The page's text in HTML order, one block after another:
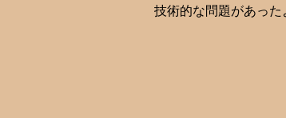
技術的な問題があった